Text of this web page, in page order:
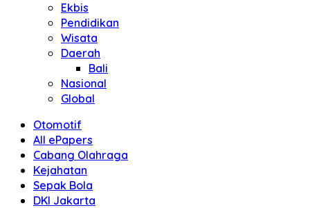
Ekbis
Pendidikan
Wisata
Daerah
Bali
Nasional
Global
Otomotif
All ePapers
Cabang Olahraga
Kejahatan
Sepak Bola
DKI Jakarta